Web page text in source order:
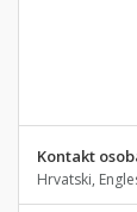
Kontakt
Hrvatski,